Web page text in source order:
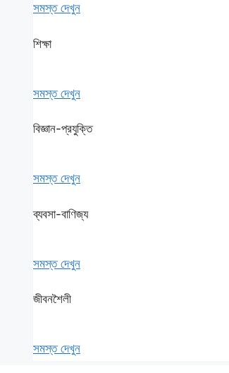
সমস্ত দেখুন
শিক্ষা
সমস্ত দেখুন
বিজ্ঞান-প্রযুক্তি
সমস্ত দেখুন
ব্যবসা-বাণিজ্য
সমস্ত দেখুন
জীবনশৈলী
সমস্ত দেখুন